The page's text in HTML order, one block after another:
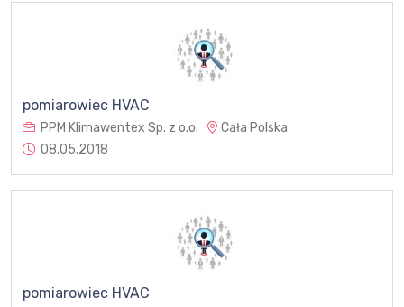
pomiarowiec HVAC
PPM Klimawentex Sp. z o.o.
Cała Polska
08.05.2018
pomiarowiec HVAC